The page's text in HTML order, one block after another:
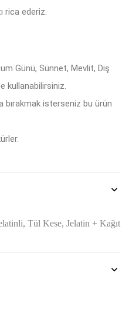
rica ederiz.
Günü, Sünnet, Mevlit, Diş
kullanabilirsiniz.
bırakmak isterseniz bu ürün
Tül Kese, Jelatin + Kağıt